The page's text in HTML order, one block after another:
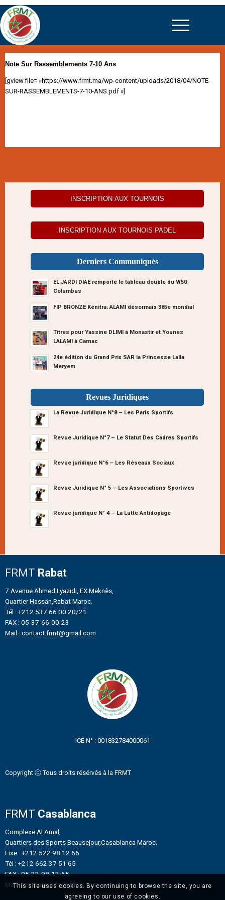
Note Sur Rassemblements 7-10 Ans
[gview file= »https://www.frmt.ma/wp-content/uploads/2018/04/NOTE-
SUR-RASSEMBLEMENTS-7-10-ANS.pdf »]
INSCRIPTION AUX TOURNOIS
INSCRIPTION AUX TOURNOIS PADEL
Derniers Communiqués
EL JARDI DIAE remporte le tableau double du W50
Columbus
FIP BRONZE Kénitra: ALAMI désormais 385e mondial
Titres pour Yassine DLIMI à Monastir et Younes
LALAMI à Carnac
24e édition du Grand Prix SAR la Princesse Lalla
Meryem
Revues Juridiques
La Revue Juridique N°8 – Les Paris Sportifs
Revue Juridique N°7 – Le Statut Des Cadres Sportifs
Revue juridique N°6 – Les Réseaux Sociaux
Revue Juridique N° 5 – Les Associations Sportives
Revue juridique N° 4 – La Lutte Antidopage
FRMT Rabat
7 Avenue Ahmed Lyazidi, EX Meknès,
Quartier Hassan,Rabat Maroc.
Tél : +212 537 66 00 20/21
FAX : 05-37-66-00-23
Mail : contact.frmt@gmail.com
ICE N° : 001832784000061
Copyright ⓒ Tous droits résérvés à la FRMT
FRMT Casablanca
Complexe Al Amal,
Quartiers des Sports Beausejour,Casablanca Maroc.
Fixe : +212 522 98 12 66
Tél : +212 662 37 51 65
FAX : 05-22-98-12-65
Mail : frmtennisinfo@gmail.com
This site uses cookies. By continuing to browse the site, you are
agreeing to our use of cookies.